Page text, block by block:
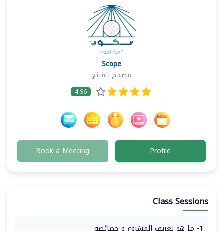
Scope
مصمم المنتج
4.96
Profile
Book a Meeting
Class Sessions
1- ما هو تعريف المشروع و خصائصه